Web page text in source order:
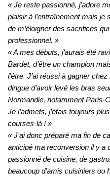
« Je reste passionné, j’adore
plaisir à l’entraînement mais je
de m’éloigner des sacrifices
professionnel. »
« A mes débuts, j’aurais été
Bardet, d’être un champion
l’être. J’ai réussi à gagner
dingue d’avoir levé les bras
Normandie, notamment Paris-
Je l’admets, j’étais toujours
courses-là ! »
« J’ai donc préparé ma fin de
anticipé ma reconversion il y a
passionné de cuisine, de
beaucoup d’amis cuisiniers ou